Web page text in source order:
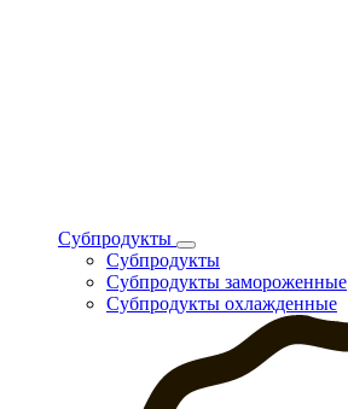
Субпродукты
Субпродукты
Субпродукты замороженные
Субпродукты охлажденные